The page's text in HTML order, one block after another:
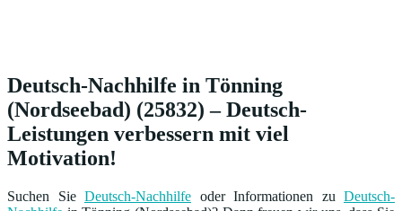
Deutsch-Nachhilfe in Tönning
(Nordseebad) (25832) – Deutsch-
Leistungen verbessern mit viel
Motivation!
Suchen Sie Deutsch-Nachhilfe oder Informationen zu Deutsch-